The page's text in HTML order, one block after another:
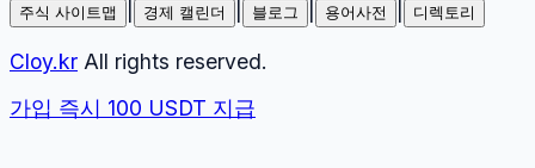
주식 사이트맵 경제 캘린더 블로그 용어사전 디렉토리
Cloy.kr All rights reserved.
가입 즉시 100 USDT 지급